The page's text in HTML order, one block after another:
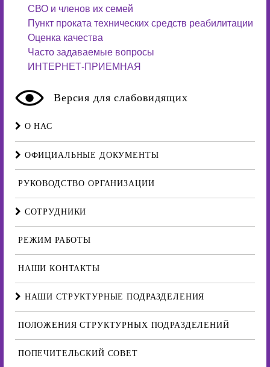
СВО и членов их семей
Пункт проката технических средств реабилитации
Оценка качества
Часто задаваемые вопросы
ИНТЕРНЕТ-ПРИЕМНАЯ
Версия для слабовидящих
О НАС
ОФИЦИАЛЬНЫЕ ДОКУМЕНТЫ
РУКОВОДСТВО ОРГАНИЗАЦИИ
СОТРУДНИКИ
РЕЖИМ РАБОТЫ
НАШИ КОНТАКТЫ
НАШИ СТРУКТУРНЫЕ ПОДРАЗДЕЛЕНИЯ
ПОЛОЖЕНИЯ СТРУКТУРНЫХ ПОДРАЗДЕЛЕНИЙ
ПОПЕЧИТЕЛЬСКИЙ СОВЕТ